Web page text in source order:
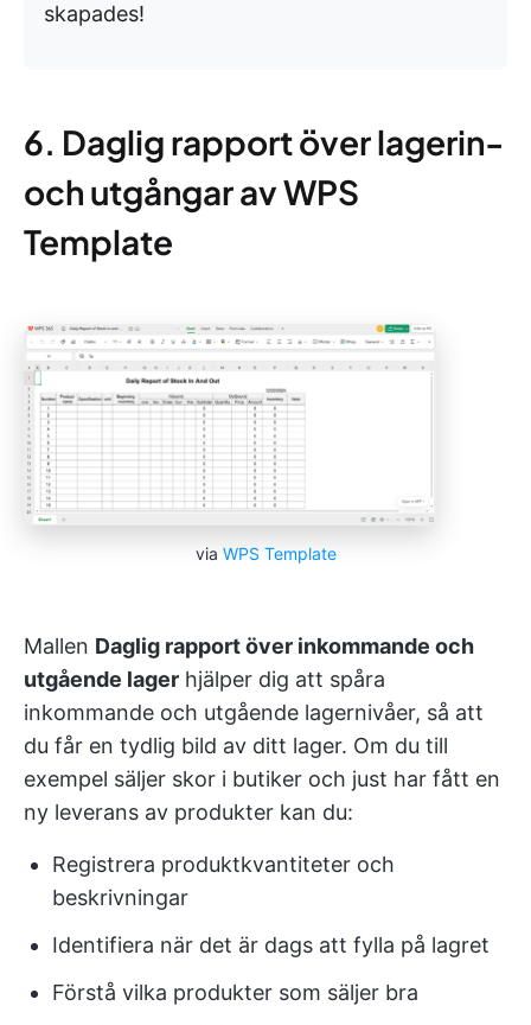
skapades!
6. Daglig rapport över lagerin-
och utgångar av WPS
Template
via WPS Template
Mallen Daglig rapport över inkommande och
utgående lager hjälper dig att spåra
inkommande och utgående lagernivåer, så att
du får en tydlig bild av ditt lager. Om du till
exempel säljer skor i butiker och just har fått en
ny leverans av produkter kan du:
Registrera produktkvantiteter och
beskrivningar
Identifiera när det är dags att fylla på lagret
Förstå vilka produkter som säljer bra